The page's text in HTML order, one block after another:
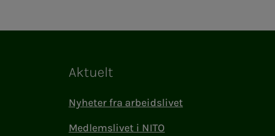
Aktuelt
Nyheter fra arbeidslivet
Medlemslivet i NITO